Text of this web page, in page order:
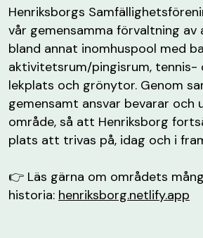
Henriksborgs
vår gemensamma förvaltning av
bland annat inomhuspool med
aktivitetsrum/pingisrum, tennis-
lekplats och grönytor. Genom
gemensamt ansvar bevarar och
område, så att Henriksborg
plats att trivas på, idag och i
👉 Läs gärna om områdets
historia: henriksborg.netlify.app